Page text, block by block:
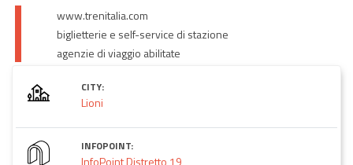
www.trenitalia.com
biglietterie e self-service di stazione
agenzie di viaggio abilitate
CITY:
Lioni
INFOPOINT:
InfoPoint Distretto 19